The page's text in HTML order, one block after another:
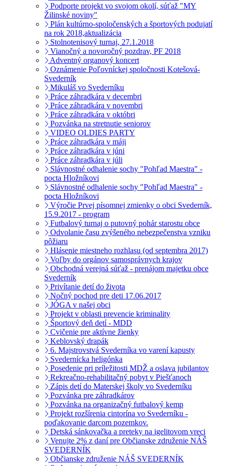
Podporte projekt vo svojom okolí, súťaž "MY
Žilinské noviny"
Plán kultúrno-spoločenských a športových podujatí
na rok 2018,aktualizácia
Stolnotenisový turnaj, 27.1.2018
Vianočný a novoročný pozdrav, PF 2018
Adventný organový koncert
Oznámenie Poľovníckej spoločnosti Kotešová-
Svederník
Mikuláš vo Svederníku
Práce záhradkára v decembri
Práce záhradkára v novembri
Práce záhradkára v októbri
Pozvánka na stretnutie seniorov
VIDEO OLDIES PARTY
Práce záhradkára v máji
Práce záhradkára v júni
Práce záhradkára v júli
Slávnostné odhalenie sochy "Pohľad Maestra" -
pocta Hložníkovi
Slávnostné odhalenie sochy "Pohľad Maestra" -
pocta Hložníkovi
Výročie Prvej písomnej zmienky o obci Svederník,
15.9.2017 - program
Futbalový turnaj o putovný pohár starostu obce
Odvolanie času zvýšeného nebezpečenstva vzniku
pôžiaru
Hlásenie miestneho rozhlasu (od septembra 2017)
Voľby do orgánov samosprávnych krajov
Obchodná verejná súťaž - prenájom majetku obce
Svederník
Privítanie detí do života
Nočný pochod pre deti 17.06.2017
JÓGA v našej obci
Projekt v oblasti prevencie kriminality
Športový deň detí - MDD
Cvičenie pre aktívne žienky
Keblovský drapák
6. Majstrovstvá Svederníka vo varení kapusty
Svedernícka heligónka
Posedenie pri príležitosti MDŽ a oslava jubilantov
Rekreačno-rehabilitačný pobyt v Piešťanoch
Zápis detí do Materskej školy vo Svederníku
Pozvánka pre záhradkárov
Pozvánka na organizačný futbalový kemp
Projekt rozšírenia cintorína vo Svederníku -
poďakovanie darcom pozemkov.
Detská sánkovačka a preteky na igelitovom vreci
Venujte 2% z daní pre Občianske združenie NÁŠ
SVEDERNÍK
Občianske združenie NÁŠ SVEDERNÍK